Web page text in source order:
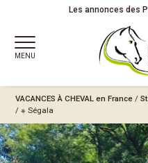
Les annonces des
MENU
VACANCES À CHEVALen France /
/※ Ségala